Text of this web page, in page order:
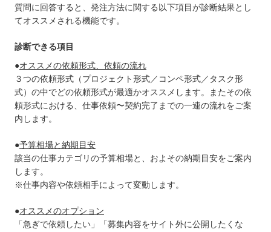
質問に回答すると、発注方法に関する以下項目が診断結果とし
てオススメされる機能です。
診断できる項目
●オススメの依頼形式、依頼の流れ
３つの依頼形式（プロジェクト形式／コンペ形式／タスク形
式）の中でどの依頼形式が最適かオススメします。またその依
頼形式における、仕事依頼〜契約完了までの一連の流れをご案
内します。
●予算相場と納期目安
該当の仕事カテゴリの予算相場と、およその納期目安をご案内
します。
※仕事内容や依頼相手によって変動します。
●オススメのオプション
「急ぎで依頼したい」「募集内容をサイト外に公開したくな